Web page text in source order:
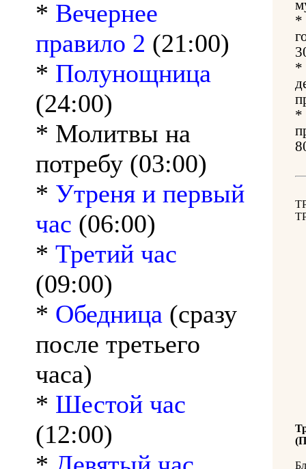
* Вечернее
правило 2 (21:00)
* Полунощница
(24:00)
* Молитвы на
потребу (03:00)
* Утреня и первый
час (06:00)
* Третий час
(09:00)
* Обедница (сразу
после третьего
часа)
* Шестой час
(12:00)
*
*
*